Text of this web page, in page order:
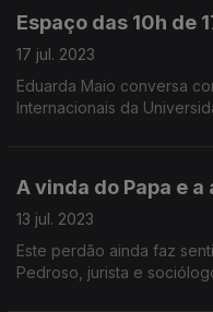
Espaço das 10h de
17 jul. 2023
Eduarda Maio conversa com: Luís Tomé, Professor
Internacionais da Universidade
A vinda do Papa e
13 jul. 2023
Este perdão ainda faz sentido? As explicações
Pedroso, jurista e